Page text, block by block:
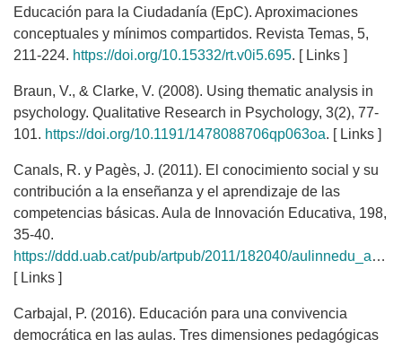
Educación para la Ciudadanía (EpC). Aproximaciones
conceptuales y mínimos compartidos. Revista Temas, 5,
211-224. https://doi.org/10.15332/rt.v0i5.695. [ Links ]
Braun, V., & Clarke, V. (2008). Using thematic analysis in
psychology. Qualitative Research in Psychology, 3(2), 77-
101. https://doi.org/10.1191/1478088706qp063oa. [ Links ]
Canals, R. y Pagès, J. (2011). El conocimiento social y su
contribución a la enseñanza y el aprendizaje de las
competencias básicas. Aula de Innovación Educativa, 198,
35-40.
https://ddd.uab.cat/pub/artpub/2011/182040/aulinnedu_a2011n198p35.pdf
[ Links ]
Carbajal, P. (2016). Educación para una convivencia
democrática en las aulas. Tres dimensiones pedagógicas